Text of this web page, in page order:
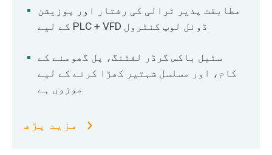
مطابقت پذیر ٹرالی کی رفتار اور پوزیشن
کے لیے PLC + VFD ڈوئل لوپ کنٹرول
سٹیل باکس گرڈر لفٹنگ، پل گھومنے کے
کام، اور مسلسل شہتیر کھڑا کرنے کے لیے
موزوں ہے
مزید پڑھ